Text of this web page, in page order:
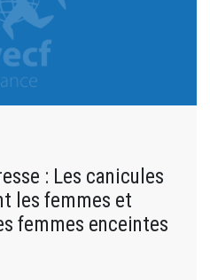
: Les canicules
les femmes et
femmes enceintes